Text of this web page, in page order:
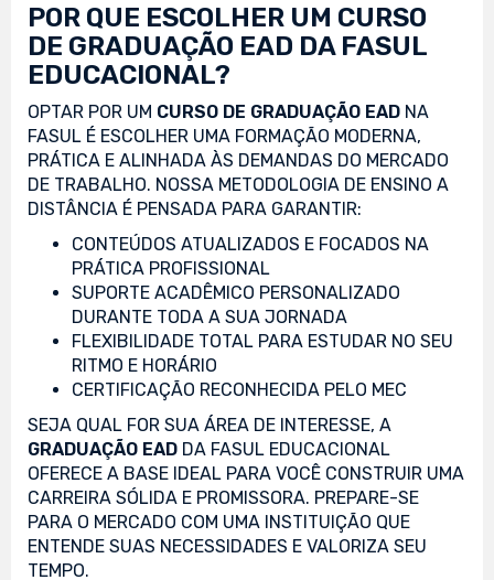
POR QUE ESCOLHER UM CURSO
DE GRADUAÇÃO EAD DA FASUL
EDUCACIONAL?
OPTAR POR UM CURSO DE GRADUAÇÃO EAD NA
FASUL É ESCOLHER UMA FORMAÇÃO MODERNA,
PRÁTICA E ALINHADA ÀS DEMANDAS DO MERCADO
DE TRABALHO. NOSSA METODOLOGIA DE ENSINO A
DISTÂNCIA É PENSADA PARA GARANTIR:
CONTEÚDOS ATUALIZADOS E FOCADOS NA
PRÁTICA PROFISSIONAL
SUPORTE ACADÊMICO PERSONALIZADO
DURANTE TODA A SUA JORNADA
FLEXIBILIDADE TOTAL PARA ESTUDAR NO SEU
RITMO E HORÁRIO
CERTIFICAÇÃO RECONHECIDA PELO MEC
SEJA QUAL FOR SUA ÁREA DE INTERESSE, A
GRADUAÇÃO EAD DA FASUL EDUCACIONAL
OFERECE A BASE IDEAL PARA VOCÊ CONSTRUIR UMA
CARREIRA SÓLIDA E PROMISSORA. PREPARE-SE
PARA O MERCADO COM UMA INSTITUIÇÃO QUE
ENTENDE SUAS NECESSIDADES E VALORIZA SEU
TEMPO.